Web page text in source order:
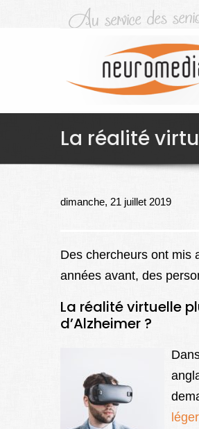
La réalité
dimanche, 21 juillet 2019
Des chercheurs ont mis
années avant, des
La réalité virtuelle
d’Alzheimer ?